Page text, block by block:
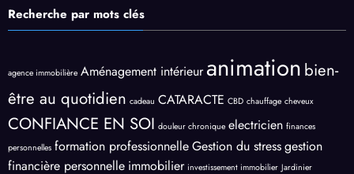
Recherche par mots clés
agence immobilière Aménagement intérieur animation bien-
être au quotidien cadeau CATARACTE CBD chauffage cheveux
CONFIANCE EN SOI douleur chronique electricien finances
personnelles formation professionnelleGestion du stressgestion
financière personnelle immobilier investissement immobilier Jardinier